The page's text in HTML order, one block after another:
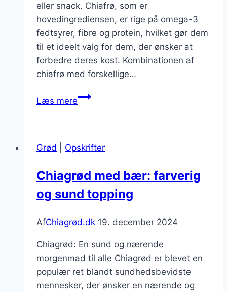
eller snack. Chiafrø, som er
hovedingrediensen, er rige på omega-3
fedtsyrer, fibre og protein, hvilket gør dem
til et ideelt valg for dem, der ønsker at
forbedre deres kost. Kombinationen af
chiafrø med forskellige…
Læs mereChiagrød
en
smag
Grød Opskrifter
Chiagrød med bær: farverig
og sund topping
AfChiagrød.dk 19. december 2024
Chiagrød: En sund og nærende
morgenmad til alle Chiagrød er blevet en
populær ret blandt sundhedsbevidste
mennesker, der ønsker en nærende og